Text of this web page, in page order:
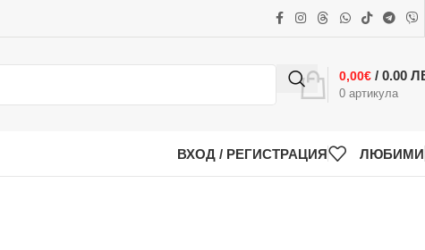
0 артикула
0,00€ / 0.00
ВХОД / РЕГИСТРАЦИЯ ЛЮБИМИ